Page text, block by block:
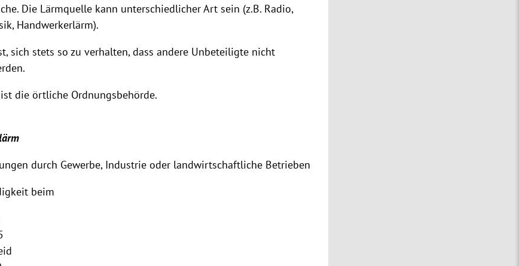
Die Lärmquelle kann unterschiedlicher Art sein (z.B. Radio,
Handwerkerlärm).
sich stets so zu verhalten, dass andere Unbeteiligte nicht
die örtliche Ordnungsbehörde.
durch Gewerbe, Industrie oder landwirtschaftliche Betrieben
beim